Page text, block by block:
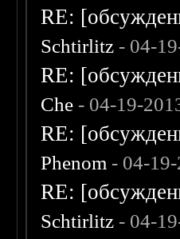
RE:
Schtirlitz - 04-
RE:
Che - 04-19-
RE:
Phenom - 04-
RE:
Schtirlitz - 04-